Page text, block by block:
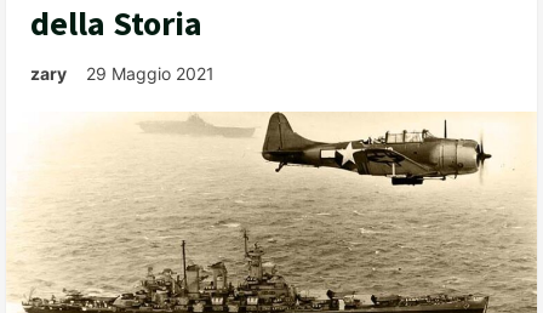
della Storia
zary 29 Maggio 2021